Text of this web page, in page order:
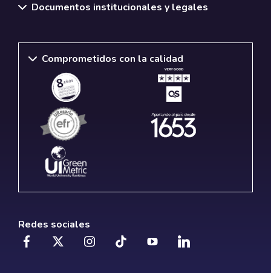
Documentos institucionales y legales
Comprometidos con la calidad
Redes sociales